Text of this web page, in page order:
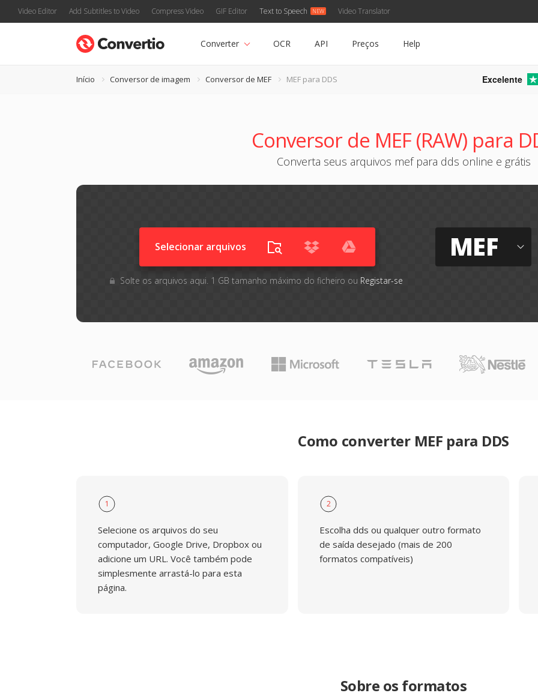
Video Editor Add Subtitles to Video Compress Video GIF Editor Text to Speech Video Translator
Converter OCR API Preços Help
Início Conversor de imagem Conversor de MEF MEF para DDS Excelente
Conversor de MEF (RAW) para
Converta seus arquivos mef para dds online e grátis
Selecionar arquivos
Solte os arquivos aqui. 1 GB tamanho máximo do ficheiro ou Registar-se
MEF
Como converter MEF para DDS
1
Selecione os arquivos do seu
computador, Google Drive, Dropbox ou
adicione um URL. Você também pode
simplesmente arrastá-lo para esta
página.
2
Escolha dds ou qualquer outro formato
de saída desejado (mais de 200
formatos compatíveis)
Sobre os formatos